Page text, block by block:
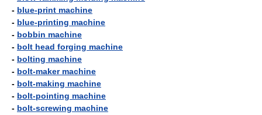
- blue-print machine
- blue-printing machine
- bobbin machine
- bolt head forging machine
- bolting machine
- bolt-maker machine
- bolt-making machine
- bolt-pointing machine
- bolt-screwing machine